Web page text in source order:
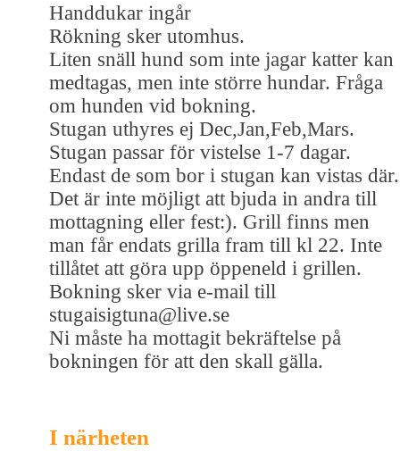
Handdukar ingår
Rökning sker utomhus.
Liten snäll hund som inte jagar katter kan
medtagas, men inte större hundar. Fråga
om hunden vid bokning.
Stugan uthyres ej Dec,Jan,Feb,Mars.
Stugan passar för vistelse 1-7 dagar.
Endast de som bor i stugan kan vistas där.
Det är inte möjligt att bjuda in andra till
mottagning eller fest:). Grill finns men
man får endats grilla fram till kl 22. Inte
tillåtet att göra upp öppeneld i grillen.
Bokning sker via e-mail till
stugaisigtuna@live.se
Ni måste ha mottagit bekräftelse på
bokningen för att den skall gälla.
I närheten